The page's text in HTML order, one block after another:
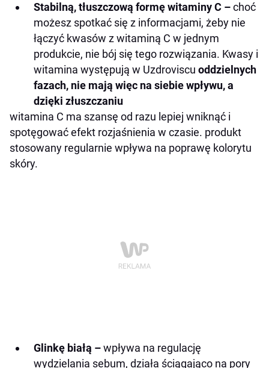
Stabilną, tłuszczową formę witaminy C –choć
możesz spotkać się z informacjami, żeby nie
łączyć kwasów z witaminą C w jednym
produkcie, nie bój się tego rozwiązania. Kwasy i
witamina występują w Uzdroviscu oddzielnych
fazach, nie mają więc na siebie wpływu, a
dzięki złuszczaniu
witamina C ma szansę od razu lepiej wniknąć i
spotęgować efekt rozjaśnienia w czasie. produkt
stosowany regularnie wpływa na poprawę kolorytu
skóry.
Glinkę białą –wpływa na regulację
wydzielania sebum, działa ściągająco na pory